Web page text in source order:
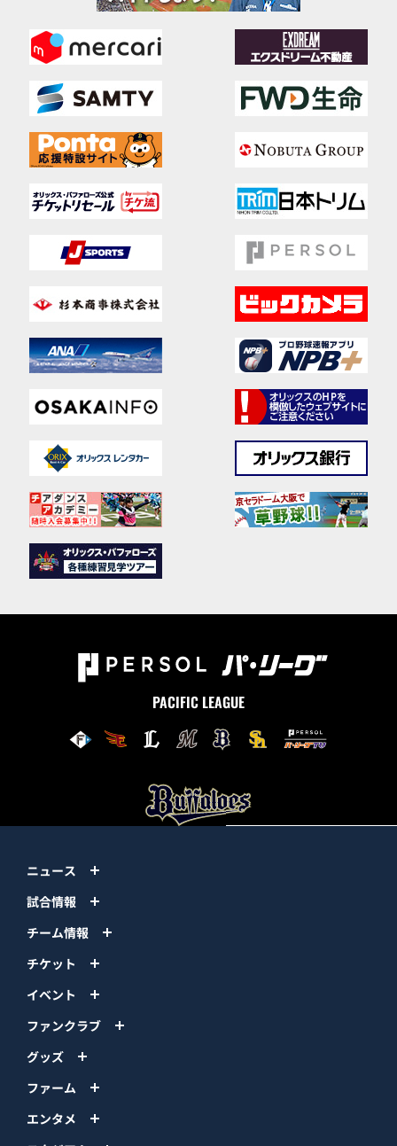
PACIFIC LEAGUE
ニュース
試合情報
チーム情報
チケット
イベント
ファンクラブ
グッズ
ファーム
エンタメ